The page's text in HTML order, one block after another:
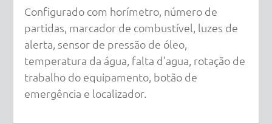
Configurado com horímetro, número de
partidas, marcador de combustível, luzes de
alerta, sensor de pressão de óleo,
temperatura da água, falta d’agua, rotação de
trabalho do equipamento, botão de
emergência e localizador.